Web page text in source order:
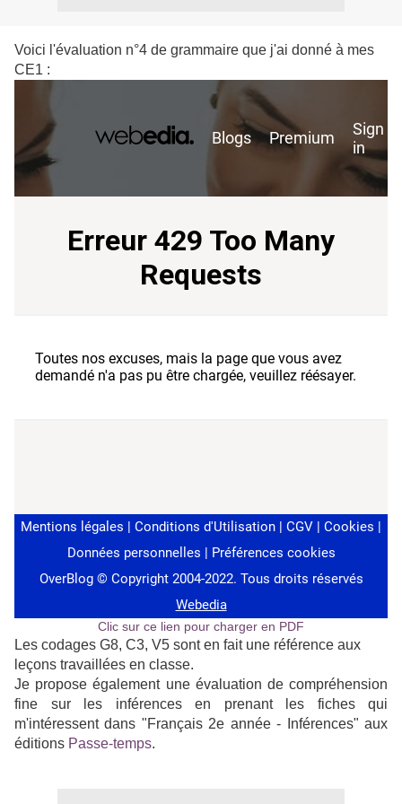
Voici l'évaluation n°4 de grammaire que j'ai donné à mes
CE1 :
Clic sur ce lien pour charger en PDF
Les codages G8, C3, V5 sont en fait une référence aux
leçons travaillées en classe.
Je propose également une évaluation de compréhension
fine sur les inférences en prenant les fiches qui
m'intéressent dans "Français 2e année - Inférences" aux
éditions Passe-temps.